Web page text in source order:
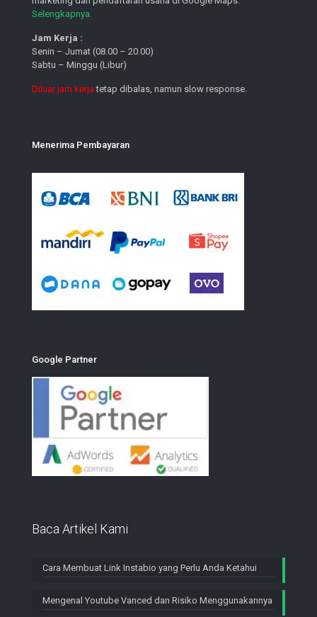
Selengkapnya.
Jam Kerja :
Senin – Jumat (08.00 – 20.00)
Sabtu – Minggu (Libur)
Diluar jam kerja tetap dibalas, namun slow response.
Menerima Pembayaran
Google Partner
Baca Artikel Kami
Cara Membuat Link Instabio yang Perlu Anda Ketahui
Mengenal Youtube Vanced dan Risiko Menggunakannya